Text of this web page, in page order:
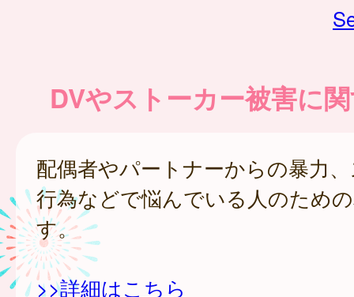
DVやストーカー被害に
配偶者やパートナーからの暴力
行為などで悩んでいる人のため
す。
>>詳細はこちら